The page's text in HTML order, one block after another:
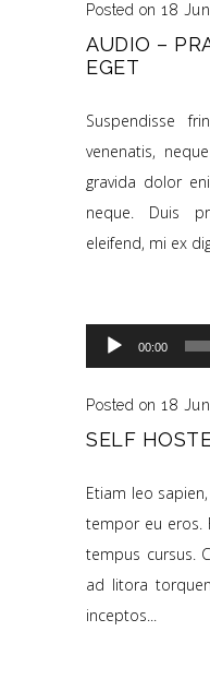
Posted on 18
AUDIO –
EGET
Suspendisse
venenatis,
gravida dolor
neque. Duis
eleifend, mi ex
Reproductor de audio
00:00
Posted on 18
SELF
Etiam leo
tempor eu eros.
tempus cursus.
ad litora
inceptos...